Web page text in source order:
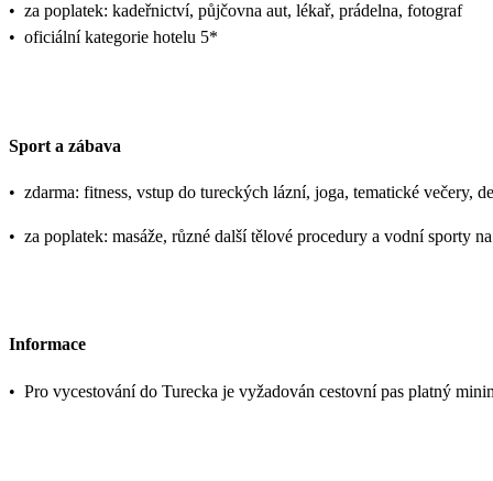
• za poplatek: kadeřnictví, půjčovna aut, lékař, prádelna, fotograf
• oficiální kategorie hotelu 5*
Sport a zábava
• zdarma: fitness, vstup do tureckých lázní, joga, tematické večery,
• za poplatek: masáže, různé další tělové procedury a vodní sporty
Informace
• Pro vycestování do Turecka je vyžadován cestovní pas platný